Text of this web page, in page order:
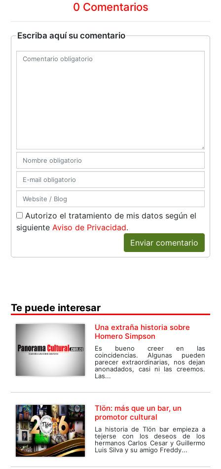
0 Comentarios
Escriba aquí su comentario
Autorizo el tratamiento de mis datos según el
siguienteAviso de Privacidad.
Enviar comentario
Te puede interesar
Una extraña historia sobre
Homero Simpson
Es bueno creer en las
coincidencias. Algunas pueden
parecer extraordinarias, nos dejan
anonadados, casi ni las creemos.
Las...
Tlön: más que un bar, un
promotor cultural
La historia de Tlön bar empieza a
tejerse con los deseos de los
hermanos Carlos Cesar y Guillermo
Luis Silva y su amigo Freddy...